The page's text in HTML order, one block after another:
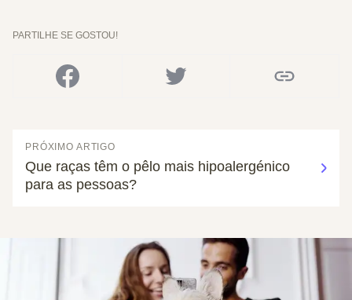
PARTILHE SE GOSTOU!
PRÓXIMO ARTIGO
Que raças têm o pêlo mais hipoalergénico
para as pessoas?